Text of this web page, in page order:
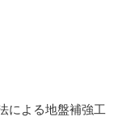
による地盤補強工